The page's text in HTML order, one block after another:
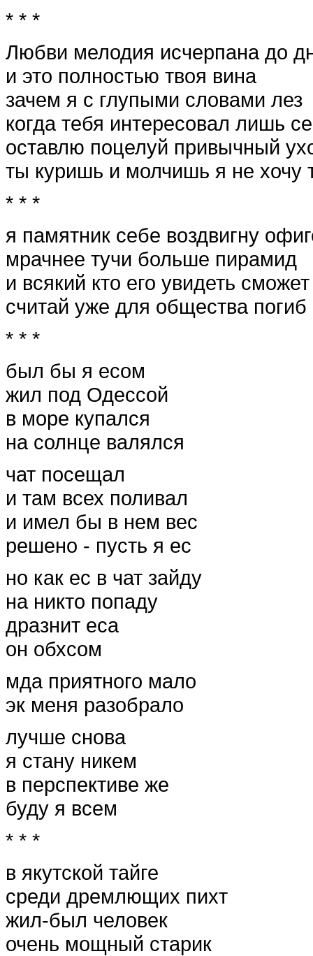
* * *
Любви мелодия исчерпана до
и это полностью твоя вина
зачем я с глупыми словами лез
когда тебя интересовал лишь
оставлю поцелуй привычный
ты куришь и молчишь я не хочу
* * *
я памятник себе воздвигну
мрачнее тучи больше пирамид
и всякий кто его увидеть
считай уже для общества погиб
* * *
был бы я есом
жил под Одессой
в море купался
на солнце валялся
чат посещал
и там всех поливал
и имел бы в нем вес
решено - пусть я ес
но как ес в чат зайду
на никто попаду
дразнит еса
он обхсом
мда приятного мало
эк меня разобрало
лучше снова
я стану никем
в перспективе же
буду я всем
* * *
в якутской тайге
среди дремлющих пихт
жил-был человек
очень мощный старик